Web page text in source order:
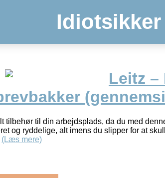
Idiotsikker
Leitz –
tilbehør til din arbejdsplads, da du med
og ryddelige, alt imens du slipper for at
(Læs mere)